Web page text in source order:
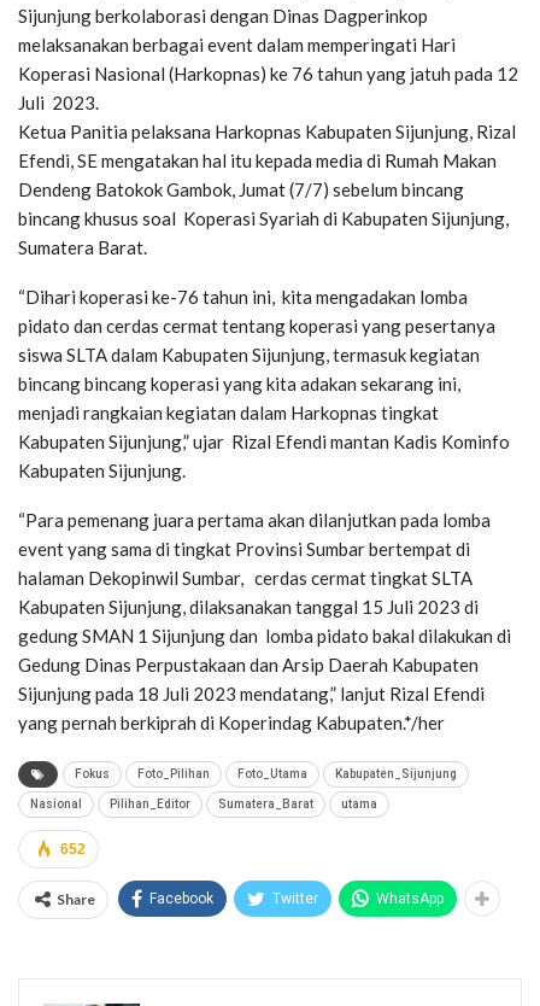
Sijunjung berkolaborasi dengan Dinas Dagperinkop
melaksanakan berbagai event dalam memperingati Hari
Koperasi Nasional (Harkopnas) ke 76 tahun yang jatuh pada 12
Juli 2023.
Ketua Panitia pelaksana Harkopnas Kabupaten Sijunjung, Rizal
Efendi, SE mengatakan hal itu kepada media di Rumah Makan
Dendeng Batokok Gambok, Jumat (7/7) sebelum bincang
bincang khusus soal Koperasi Syariah di Kabupaten Sijunjung,
Sumatera Barat.
“Dihari koperasi ke-76 tahun ini, kita mengadakan lomba
pidato dan cerdas cermat tentang koperasi yang pesertanya
siswa SLTA dalam Kabupaten Sijunjung, termasuk kegiatan
bincang bincang koperasi yang kita adakan sekarang ini,
menjadi rangkaian kegiatan dalam Harkopnas tingkat
Kabupaten Sijunjung,” ujar Rizal Efendi mantan Kadis Kominfo
Kabupaten Sijunjung.
“Para pemenang juara pertama akan dilanjutkan pada lomba
event yang sama di tingkat Provinsi Sumbar bertempat di
halaman Dekopinwil Sumbar, cerdas cermat tingkat SLTA
Kabupaten Sijunjung, dilaksanakan tanggal 15 Juli 2023 di
gedung SMAN 1 Sijunjung dan lomba pidato bakal dilakukan di
Gedung Dinas Perpustakaan dan Arsip Daerah Kabupaten
Sijunjung pada 18 Juli 2023 mendatang,” lanjut Rizal Efendi
yang pernah berkiprah di Koperindag Kabupaten.*/her
Fokus Foto_Pilihan Foto_Utama Kabupaten_Sijunjung
Nasional Pilihan_Editor Sumatera_Barat utama
652
Share Facebook Twitter WhatsApp